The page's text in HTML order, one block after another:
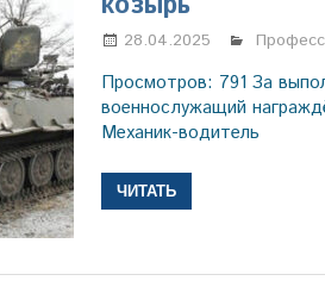
28.04.2025 Настя
Просмотров: 791 За
военнослужащий
Механик-водитель
ЧИТАТЬ